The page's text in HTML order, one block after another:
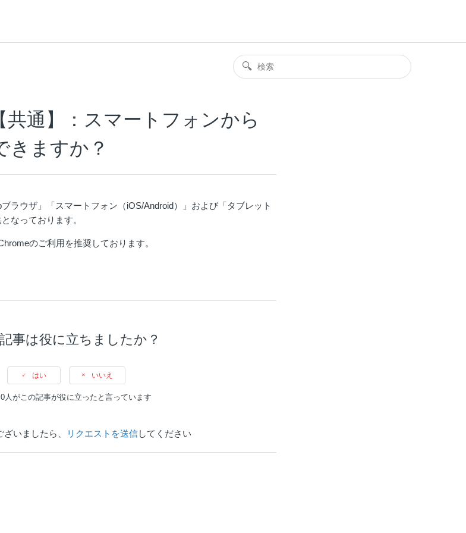
共通】：スマートフォンから
きますか？
ラウザ」「スマートフォン（iOS/Android）」および「タブレット
なっております。
のご利用を推奨しております。
事は役に立ちましたか？
はい いいえ
人がこの記事が役に立ったと言っています
いましたら、 リクエストを送信してください